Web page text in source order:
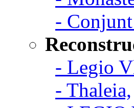
-
- Legio
- Thaleia,